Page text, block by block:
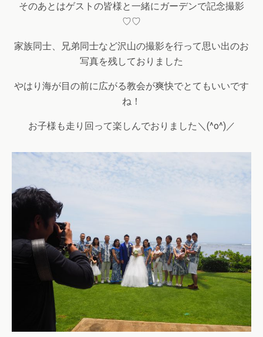
そのあとはゲストの皆様と一緒にガーデンで記念撮影
♡♡
家族同士、兄弟同士など沢山の撮影を行って思い出のお
写真を残しておりました
やはり海が目の前に広がる教会が爽快でとてもいいです
ね！
お子様も走り回って楽しんでおりました＼(^o^)／